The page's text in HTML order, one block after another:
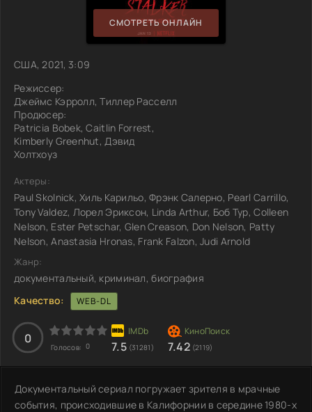
СМОТРЕТЬ ОНЛАЙН
США, 2021, 3:09
Режиссер:
Джеймс Кэрролл, Тиллер Расселл
Продюсер:
Patricia Bobek, Caitlin Forrest,
Kimberly Greenhut, Дэвид
Холтхоуз
Актеры:
Paul Skolnick, Хиль Карильо, Фрэнк Салерно, Pearl Carrillo,
Tony Valdez, Лорел Эриксон, Linda Arthur, Боб Тур, Colleen
Nelson, Ester Petschar, Glen Creason, Don Nelson, Patty
Nelson, Anastasia Hronas, Frank Falzon, Judi Arnold
Жанр:
документальный, криминал, биография
Качество:
WEB-DL
0
Голосов: 0 7.5 (31281) 7.42 (2119)
Документальный сериал погружает зрителя в мрачные
события, происходившие в Калифорнии в середине 1980-х